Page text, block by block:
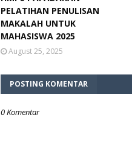
PELATIHAN PENULISAN
MAKALAH UNTUK
MAHASISWA 2025
August 25, 2025
POSTING KOMENTAR
0 Komentar